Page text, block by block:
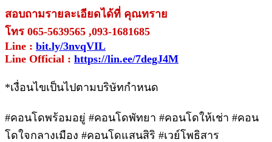
สอบถามรายละเอียดได้ที่ คุณทราย
โทร 065-5639565 ,093-1681685
Line : bit.ly/3nvqVIL
Line Official : https://lin.ee/7degJ4M
*เงื่อนไขเป็นไปตามบริษัทกำหนด
#คอนโดพร้อมอยู่ #คอนโดพัทยา #คอนโดให้เช่า #คอน
โดใจกลางเมือง #คอนโดแสนสิริ #เวย์โพธิสาร